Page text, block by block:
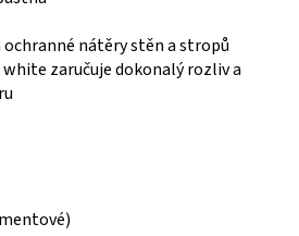
nátěry stěn a stropů
zaručuje dokonalý rozliv a